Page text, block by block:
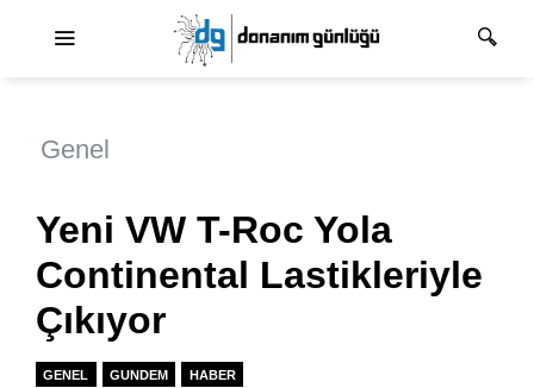
Genel
Yeni VW T-Roc Yola
Continental Lastikleriyle
Çıkıyor
GENEL GUNDEM HABER